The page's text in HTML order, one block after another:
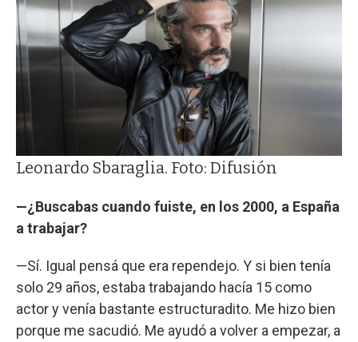
Leonardo Sbaraglia. Foto: Difusión
—¿Buscabas cuando fuiste, en los 2000, a España
a trabajar?
—Sí. Igual pensá que era rependejo. Y si bien tenía
solo 29 años, estaba trabajando hacía 15 como
actor y venía bastante estructuradito. Me hizo bien
porque me sacudió. Me ayudó a volver a empezar, a